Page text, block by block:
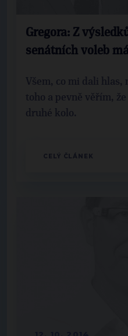
Gregora: Z
senátních voleb
Všem, co mi dali hlas,
toho a pevně věřím,
druhé kolo.
CELÝ ČLÁNEK